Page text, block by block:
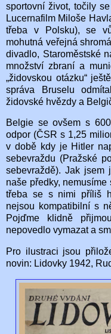
sportovní život, točily
Lucernafilm Miloše
třeba v Polsku), se
mohutná veřejná
divadlo, Staroměstské
množství zbraní a
„židovskou otázku“
správa Bruselu
židovské hvězdy a
Belgie se ovšem s
odpor (ČSR s 1,25
v době kdy je Hitler
sebevraždu (Pražské
sebevraždě). Jak
naše předky,
třeba se s nimi příliš
nejsou kompatibilní s
Pojďme klidně
nepovedlo vymazat a
Pro ilustraci jsou
novin: Lidovky 1942,